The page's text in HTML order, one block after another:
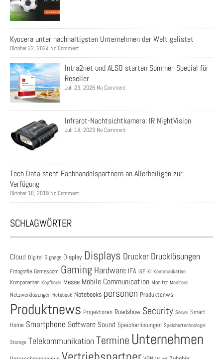
Kyocera unter nachhaltigsten Unternehmen der Welt gelistet
Oktober 22, 2024 No Comment
Intra2net und ALSO starten Sommer-Special für
Reseller
Juli 23, 2026 No Comment
Infrarot-Nachtsichtkamera: IR NightVision
Juli 14, 2023 No Comment
Tech Data steht Fachhandelspartnern an Allerheiligen zur
Verfügung
Oktober 18, 2019 No Comment
SCHLAGWÖRTER
Cloud Digital Signage Display Displays Drucker Drucklösungen
Fotografie Gamescom Gaming Hardware IFA ISE KI Kommunikation
Komponenten Kopfhörer Messe Mobile Communication Monitor Monitore
Netzwerklösungen Notebook Notebooks personen Produktenws
Produktnews Projektoren Roadshow Security Server Smart
Home Smartphone Software Sound Speicherlösungen Speichertechnologie
Storage Telekommunikation Termine Unternehmen